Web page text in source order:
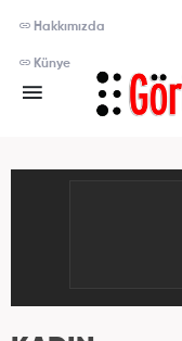
Hakkımızda
Künye